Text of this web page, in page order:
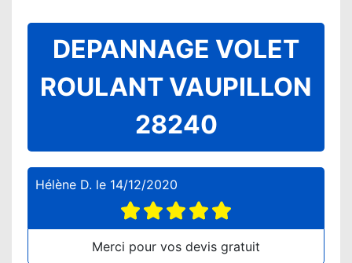
DEPANNAGE VOLET
ROULANT VAUPILLON
28240
Hélène D. le 14/12/2020
Merci pour vos devis gratuit